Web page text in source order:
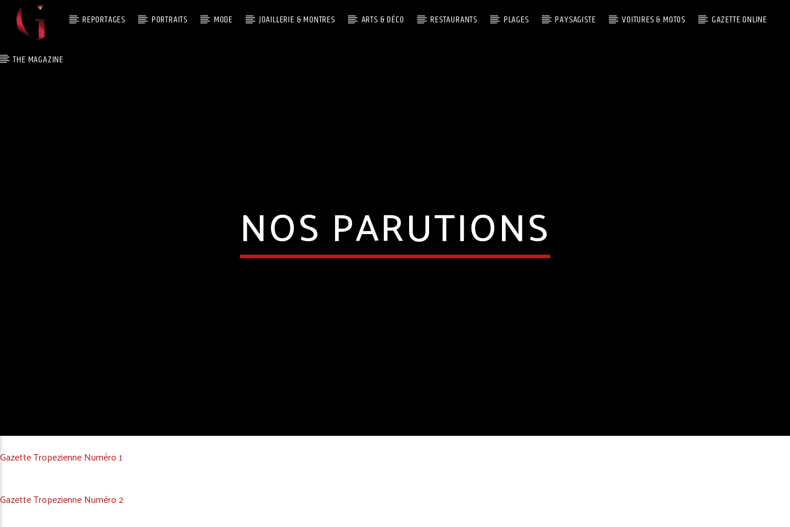
REPORTAGES PORTRAITS MODE JOAILLERIE & MONTRES ARTS & DÉCO RESTAURANTS PLAGES PAYSAGISTE VOITURES & MOTOS GAZETTE ONLINE
THE MAGAZINE
NOS PARUTIONS
Gazette Tropezienne Numéro 1
Gazette Tropezienne Numéro 2